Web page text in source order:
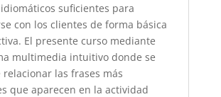
suficientes para
con los clientes de forma básica
El presente curso mediante
multimedia intuitivo donde se
las frases más
que aparecen en la actividad